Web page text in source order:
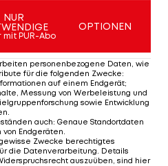
96
Graz FC Blau-Weiß Linz
Fußball -
NUR
PUR-Abo
OPTIONEN
personenbezogene Daten, wie
für die folgenden Zwecke:
auf einem Endgerät;
Messung von Werbeleistung und
sowie Entwicklung
.
auch: Genaue Standortdaten
von Endgeräten.
Zwecke berechtigtes
die Datenverarbeitung. Details
auszuüben, sind hier